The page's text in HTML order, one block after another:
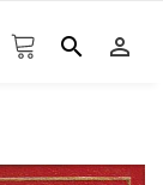
search person_outline